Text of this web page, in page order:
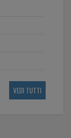
VEDI TUTTI